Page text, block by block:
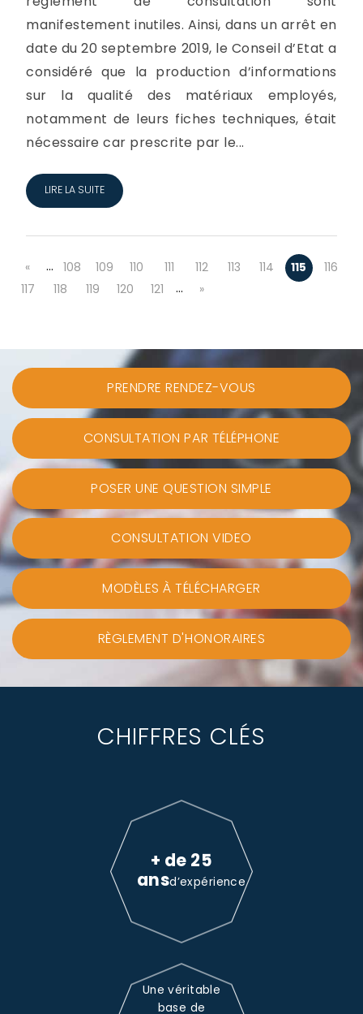
manifestement inutiles. Ainsi, dans un arrêt en
date du 20 septembre 2019, le Conseil d’Etat a
considéré que la production d’informations
sur la qualité des matériaux employés,
notamment de leurs fiches techniques, était
nécessaire car prescrite par le...
LIRE LA SUITE
« … 108 109 110 111 112 113 114 115
116
117
118 119 120 121 … »
PRENDRE RENDEZ-VOUS
CONSULTATION PAR TÉLÉPHONE
POSER UNE QUESTION SIMPLE
CONSULTATION VIDEO
MODÈLES À TÉLÉCHARGER
RÈGLEMENT D'HONORAIRES
CHIFFRES CLÉS
+ de 25
ansd’expérience
Une véritable
base de